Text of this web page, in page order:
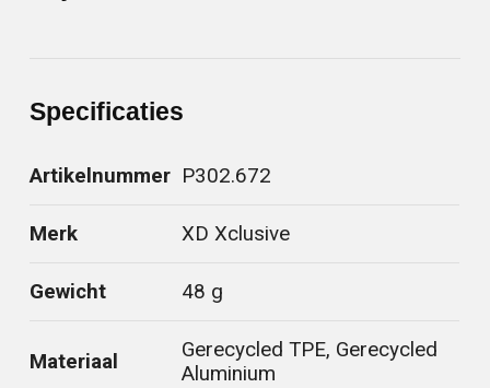
Specificaties
Artikelnummer P302.672
Merk XD Xclusive
Gewicht 48 g
Materiaal
Gerecycled TPE, Gerecycled
Aluminium